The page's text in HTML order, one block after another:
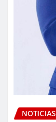
NOTICIAS